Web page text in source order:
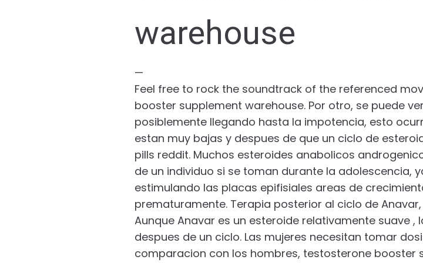
warehouse
—
Feel free to rock the soundtrack of the referenced
booster supplement warehouse. Por otro, se puede
posiblemente llegando hasta la impotencia, esto
estan muy bajas y despues de que un ciclo de
pills reddit. Muchos esteroides anabolicos
de un individuo si se toman durante la adolescencia,
estimulando las placas epifisiales areas de
prematuramente. Terapia posterior al ciclo de
Aunque Anavar es un esteroide relativamente suave
despues de un ciclo. Las mujeres necesitan tomar
comparacion con los hombres, testosterone booster